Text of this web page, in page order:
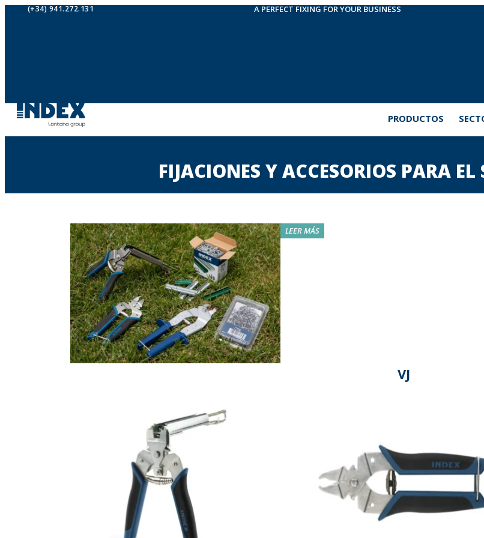
(+34) 941.272.131 A PERFECT FIXING FOR YOUR BUSINESS
PRODUCTOS
FIJACIONES Y ACCESORIOS PARA
Nuestra gama de fijaciones y accesorios
trepadoras y cultivos verticales.
entutorado de la viña y árboles.
alambres o cuerdas en cercas, tutores
Entutorado de cinta y accesorios:
eficiente y seguro en cultivos.
Grapado para cultivo protegido:línea
agrícola, ideal para fijar canaletas,
LEER MÁS
VJ